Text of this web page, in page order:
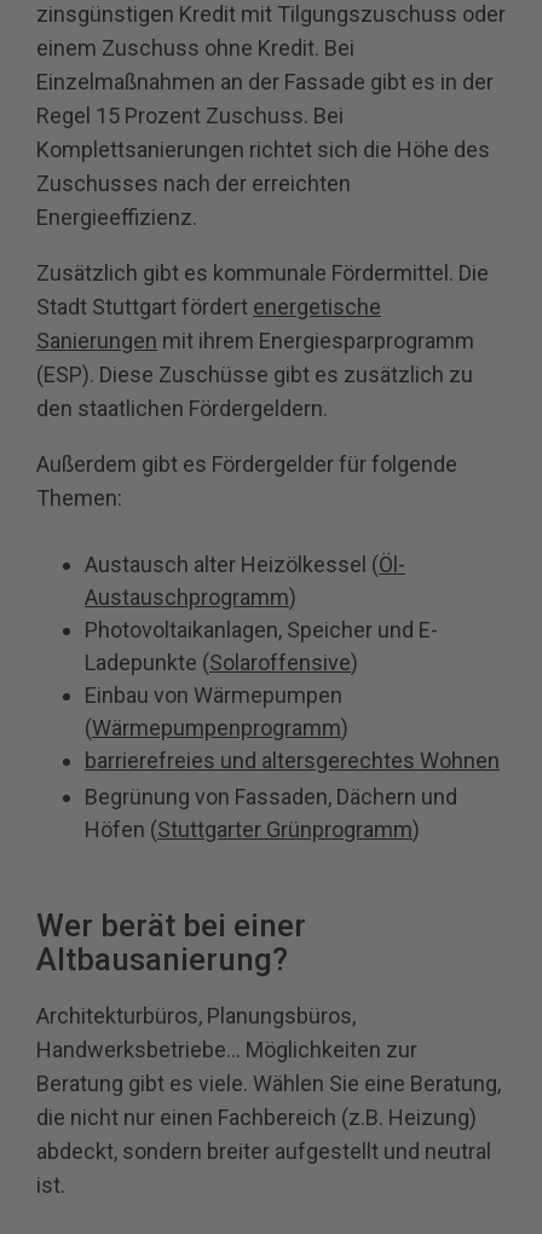
zinsgünstigen Kredit mit Tilgungszuschuss oder
einem Zuschuss ohne Kredit. Bei
Einzelmaßnahmen an der Fassade gibt es in der
Regel 15 Prozent Zuschuss. Bei
Komplettsanierungen richtet sich die Höhe des
Zuschusses nach der erreichten
Energieeffizienz.
Zusätzlich gibt es kommunale Fördermittel. Die
Stadt Stuttgart fördert energetische
Sanierungen mit ihrem Energiesparprogramm
(ESP). Diese Zuschüsse gibt es zusätzlich zu
den staatlichen Fördergeldern.
Außerdem gibt es Fördergelder für folgende
Themen:
Austausch alter Heizölkessel (Öl-
Austauschprogramm)
Photovoltaikanlagen, Speicher und E-
Ladepunkte (Solaroffensive)
Einbau von Wärmepumpen
(Wärmepumpenprogramm)
barrierefreies und altersgerechtes Wohnen
Begrünung von Fassaden, Dächern und
Höfen (Stuttgarter Grünprogramm)
Wer berät bei einer
Altbausanierung?
Architekturbüros, Planungsbüros,
Handwerksbetriebe… Möglichkeiten zur
Beratung gibt es viele. Wählen Sie eine Beratung,
die nicht nur einen Fachbereich (z.B. Heizung)
abdeckt, sondern breiter aufgestellt und neutral
ist.